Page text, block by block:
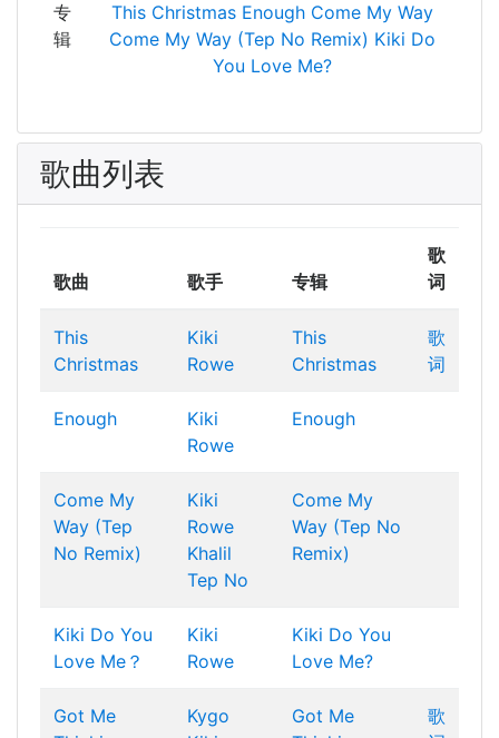
专
辑
This Christmas Enough Come My Way
Come My Way (Tep No Remix) Kiki Do
You Love Me?
歌曲列表
歌曲 歌手 专辑
歌
词
This
Christmas
Kiki
Rowe
This
Christmas
歌
词
Enough
Kiki
Rowe
Enough
Come My
Way (Tep
No Remix)
Kiki
Rowe
Khalil
Tep No
Come My
Way (Tep No
Remix)
Kiki Do You
Love Me？
Kiki
Rowe
Kiki Do You
Love Me?
Got Me
Kygo
Got Me
歌